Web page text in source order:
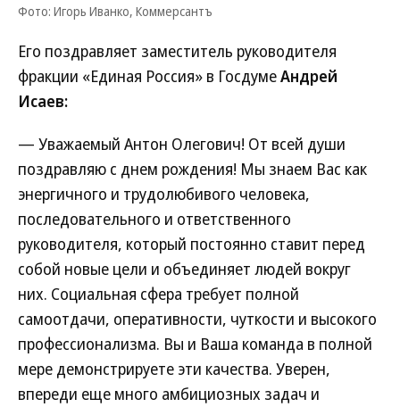
Фото: Игорь Иванко, Коммерсантъ
Его поздравляет заместитель руководителя
фракции «Единая Россия» в ГосдумеАндрей
Исаев:
— Уважаемый Антон Олегович! От всей души
поздравляю с днем рождения! Мы знаем Вас как
энергичного и трудолюбивого человека,
последовательного и ответственного
руководителя, который постоянно ставит перед
собой новые цели и объединяет людей вокруг
них. Социальная сфера требует полной
самоотдачи, оперативности, чуткости и высокого
профессионализма. Вы и Ваша команда в полной
мере демонстрируете эти качества. Уверен,
впереди еще много амбициозных задач и